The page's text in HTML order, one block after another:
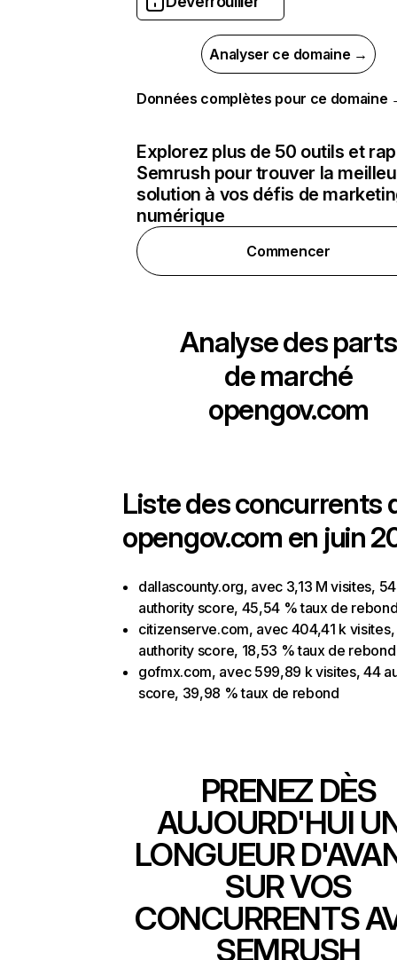
Analyser ce domaine →
Données complètes pour ce domaine
Explorez plus de 50 outils et
Semrush pour trouver la
solution à vos défis de
numérique
Commencer
Analyse des parts
de marché
opengov.com
Liste des concurrents
opengov.com en juin
dallascounty.org, avec 3,13 M visites, 54
authority score, 45,54 % taux de
citizenserve.com, avec 404,41 k
authority score, 18,53 % taux de rebond
gofmx.com, avec 599,89 k visites, 44
score, 39,98 % taux de rebond
PRENEZ DÈS
AUJOURD'HUI
LONGUEUR
SUR VOS
CONCURRENTS
SEMRUSH